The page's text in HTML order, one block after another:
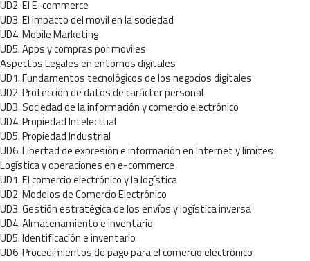
UD2. El E-commerce
UD3. El impacto del movil en la sociedad
UD4. Mobile Marketing
UD5. Apps y compras por moviles
Aspectos Legales en entornos digitales
UD1. Fundamentos tecnológicos de los negocios digitales
UD2. Protección de datos de carácter personal
UD3. Sociedad de la información y comercio electrónico
UD4. Propiedad Intelectual
UD5. Propiedad Industrial
UD6. Libertad de expresión e información en Internet y límites
Logística y operaciones en e-commerce
UD1. El comercio electrónico y la logística
UD2. Modelos de Comercio Electrónico
UD3. Gestión estratégica de los envíos y logística inversa
UD4. Almacenamiento e inventario
UD5. Identificación e inventario
UD6. Procedimientos de pago para el comercio electrónico